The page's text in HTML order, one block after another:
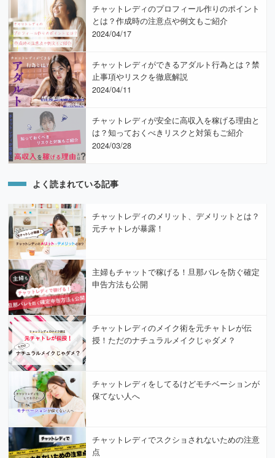
チャットレディのプロフィール作りのポイント
とは？作成時の注意点や例文もご紹介
2024/04/17
チャットレディができるアダルト行為とは？禁
止事項やリスクを徹底解説
2024/04/11
チャットレディが安全に高収入を稼げる理由と
は？知っておくべきリスクと対策もご紹介
2024/03/28
よく読まれている記事
チャットレディのメリット、デメリットとは？
元チャトレが暴露！
主婦もチャットで稼げる！旦那バレを防ぐ確定
申告方法も公開
チャットレディのメイク術を元チャトレが伝
授！ただのナチュラルメイクじゃダメ？
チャットレディをしてるけどモチベーションが
保てない人へ
チャットレディでスクショされないための注意
点